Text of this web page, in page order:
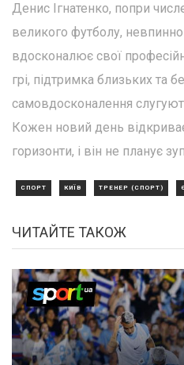
Денис Ігнатенко, попри
великого футболу, невпинно
вдосконалює свої
грі, підтримка близьких та
самовдосконалення
Кожен новий день
горизонти, і він не планує
СПОРТ КИЇВ ТРЕНЕР (СПОРТ)
ЧИТАЙТЕ ТАКОЖ